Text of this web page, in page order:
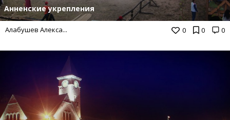
0 0 0
Анненские укрепления
Алабушев Алекса...